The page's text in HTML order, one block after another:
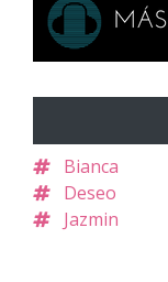
Bianca
Deseo
Jazmin